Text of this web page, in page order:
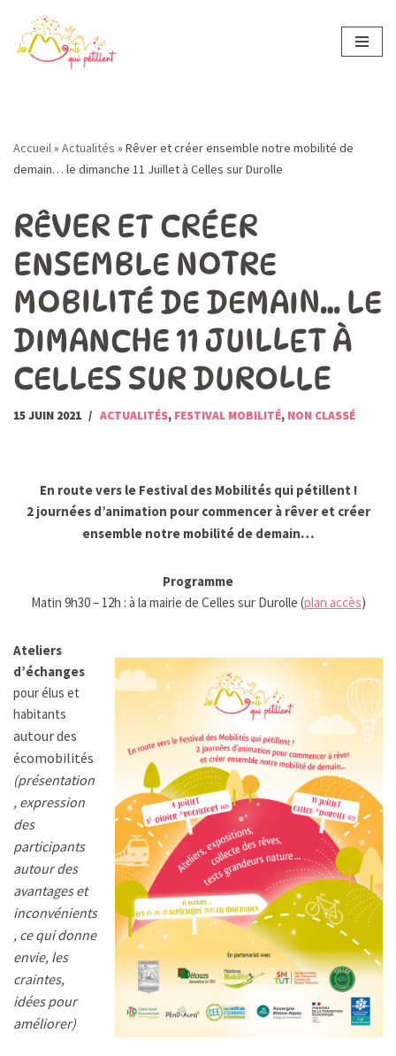
Aller
Accueil» Actualités » Rêver et créer ensemble notre mobilité de
demain… le dimanche 11 Juillet à Celles sur Durolle
RÊVER ET CRÉER
ENSEMBLE NOTRE
MOBILITÉ DE DEMAIN… LE
DIMANCHE 11 JUILLET À
CELLES SUR DUROLLE
15 JUIN 2021 ACTUALITÉS, FESTIVAL MOBILITÉ, NON CLASSÉ
En route vers le Festival des Mobilités qui pétillent !
2 journées d’animation pour commencer à rêver et créer
ensemble notre mobilité de demain…
Programme
Matin 9h30 – 12h : à la mairie de Celles sur Durolle (plan accès)
Ateliers
d’échanges
pour élus et
habitants
autour des
écomobilités
(présentation
, expression
des
participants
autour des
avantages et
inconvénients
, ce qui donne
envie, les
craintes,
idées pour
améliorer)